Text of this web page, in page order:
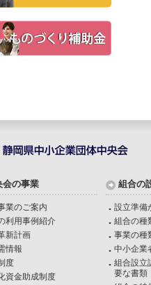
会の事業
業のご案内
利用事例紹介
新計画
情報
度
資金助成制度
組合の
設立準備
組合の種
事業の種
中小企業
組合設立
要な書類